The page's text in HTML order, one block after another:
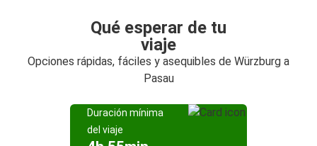
Qué esperar de tu
viaje
Opciones rápidas, fáciles y asequibles de Würzburg a
Pasau
Duración mínima
del viaje